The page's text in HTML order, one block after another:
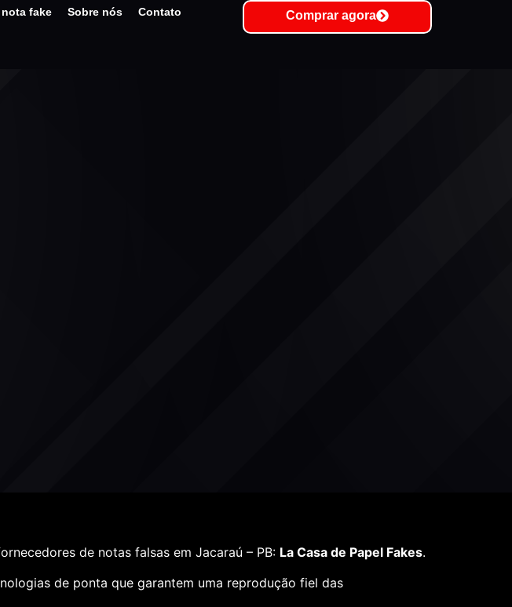
fake Sobre nós Contato Comprar agora
de notas falsas em Jacaraú – PB: La Casa de Papel Fakes.
de ponta que garantem uma reprodução fiel das